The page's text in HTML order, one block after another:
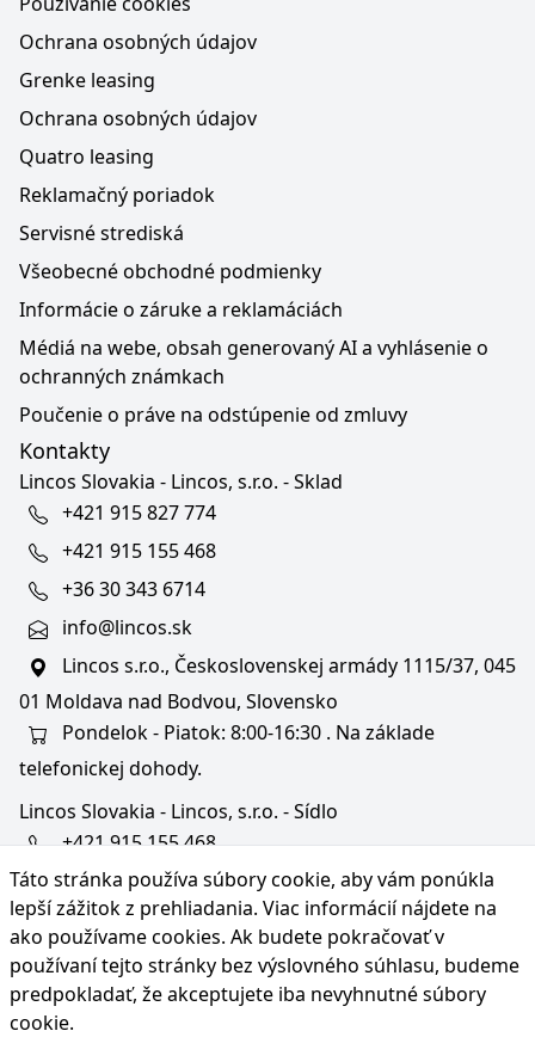
Táto stránka používa súbory cookie, aby vám ponúkla
lepší zážitok z prehliadania. Viac informácií nájdete na
ako používame cookies. Ak budete pokračovať v
používaní tejto stránky bez výslovného súhlasu, budeme
predpokladať, že akceptujete iba nevyhnutné súbory
cookie.
Ochrana osobných údajov
Grenke leasing
Ochrana osobných údajov
Quatro leasing
Reklamačný poriadok
Servisné strediská
Všeobecné obchodné podmienky
Informácie o záruke a reklamáciách
Médiá na webe, obsah generovaný AI a vyhlásenie o
ochranných známkach
Poučenie o práve na odstúpenie od zmluvy
Kontakty
Lincos Slovakia - Lincos, s.r.o. - Sklad
+421 915 827 774
+421 915 155 468
+36 30 343 6714
info@lincos.sk
Lincos s.r.o., Československej armády 1115/37, 045
01 Moldava nad Bodvou, Slovensko
Pondelok - Piatok: 8:00-16:30 . Na základe
telefonickej dohody.
Lincos Slovakia - Lincos, s.r.o. - Sídlo
+421 915 155 468
+36/30 343 6714
bratislava@lincos.sk
Lincos s.r.o., Rustaveliho 4, 831 06 Bratislava - m. č.
Rača, Slovensko
Iba sídlo firmy